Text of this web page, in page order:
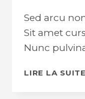
Sed arcu
Sit amet
Nunc
LIRE LA SUITE